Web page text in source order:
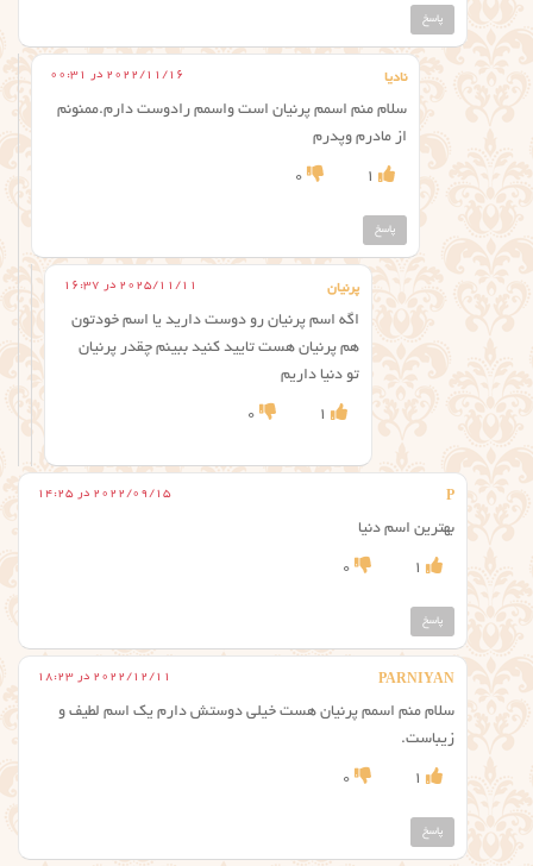
پاسخ
نادیا 2022/11/16 در 00:31
سلام منم اسمم پرنیان است واسمم رادوست دارم.ممنونم
از مادرم وپدرم
1
0
پاسخ
پرنیان 2025/11/11 در 16:37
اگه اسم پرنیان رو دوست دارید یا اسم خودتون
هم پرنیان هست تایید کنید ببینم چقدر پرنیان
تو دنیا داریم
1
0
P 2022/09/15 در 14:25
بهترین اسم دنیا
1
0
پاسخ
PARNIYAN 2022/12/11 در 18:23
سلام منم اسمم پرنیان هست خیلی دوستش دارم یک اسم لطیف و
زیباست.
1
0
پاسخ